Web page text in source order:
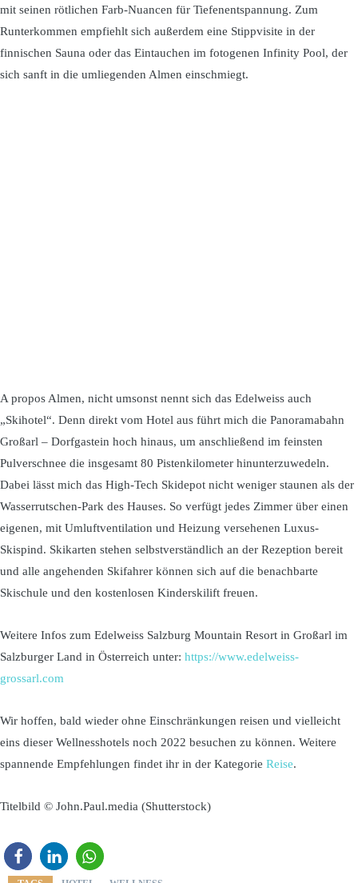
mit seinen rötlichen Farb-Nuancen für Tiefenentspannung. Zum
Runterkommen empfiehlt sich außerdem eine Stippvisite in der
finnischen Sauna oder das Eintauchen im fotogenen Infinity Pool, der
sich sanft in die umliegenden Almen einschmiegt.
A propos Almen, nicht umsonst nennt sich das Edelweiss auch
„Skihotel“. Denn direkt vom Hotel aus führt mich die Panoramabahn
Großarl – Dorfgastein hoch hinaus, um anschließend im feinsten
Pulverschnee die insgesamt 80 Pistenkilometer hinunterzuwedeln.
Dabei lässt mich das High-Tech Skidepot nicht weniger staunen als der
Wasserrutschen-Park des Hauses. So verfügt jedes Zimmer über einen
eigenen, mit Umluftventilation und Heizung versehenen Luxus-
Skispind. Skikarten stehen selbstverständlich an der Rezeption bereit
und alle angehenden Skifahrer können sich auf die benachbarte
Skischule und den kostenlosen Kinderskilift freuen.
Weitere Infos zum Edelweiss Salzburg Mountain Resort in Großarl im
Salzburger Land in Österreich unter: https://www.edelweiss-
grossarl.com
Wir hoffen, bald wieder ohne Einschränkungen reisen und vielleicht
eins dieser Wellnesshotels noch 2022 besuchen zu können. Weitere
spannende Empfehlungen findet ihr in der Kategorie Reise.
Titelbild © John.Paul.media (Shutterstock)